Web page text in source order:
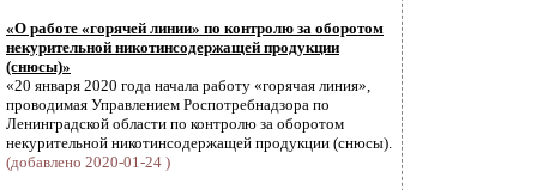
«О работе «горячей линии» по контролю за оборотом
некурительной никотинсодержащей продукции
(снюсы)»
«20 января 2020 года начала работу «горячая линия»,
проводимая Управлением Роспотребнадзора по
Ленинградской области по контролю за оборотом
некурительной никотинсодержащей продукции (снюсы).
(добавлено 2020-01-24 )